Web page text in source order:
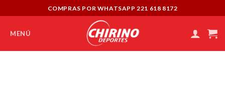
to
content
COMPRAS POR WHATSAPP 221 618 8172
MENÚ